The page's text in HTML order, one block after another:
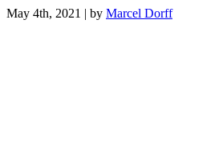
May 4th, 2021 | by Marcel Dorff